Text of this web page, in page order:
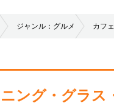
ジャンル：グルメ カフ
ング・グラス